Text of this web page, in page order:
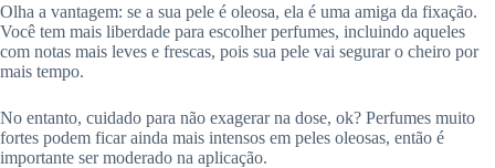
Olha a vantagem: se a sua pele é oleosa, ela é uma amiga da fixação.
Você tem mais liberdade para escolher perfumes, incluindo aqueles
com notas mais leves e frescas, pois sua pele vai segurar o cheiro por
mais tempo.
No entanto, cuidado para não exagerar na dose, ok? Perfumes muito
fortes podem ficar ainda mais intensos em peles oleosas, então é
importante ser moderado na aplicação.